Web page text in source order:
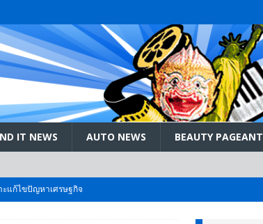
IT NEWS AUTO NEWS BEAUTY PAGEANT
แก้ไขปัญหาเศรษฐกิจ